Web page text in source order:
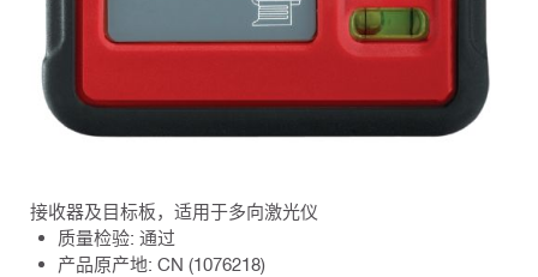
接收器及目标板，适用于多向激光仪
质量检验: 通过
产品原产地: CN (1076218)